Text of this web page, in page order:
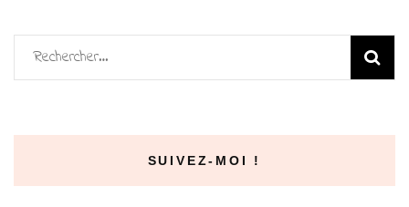
Rechercher :
SUIVEZ-MOI !